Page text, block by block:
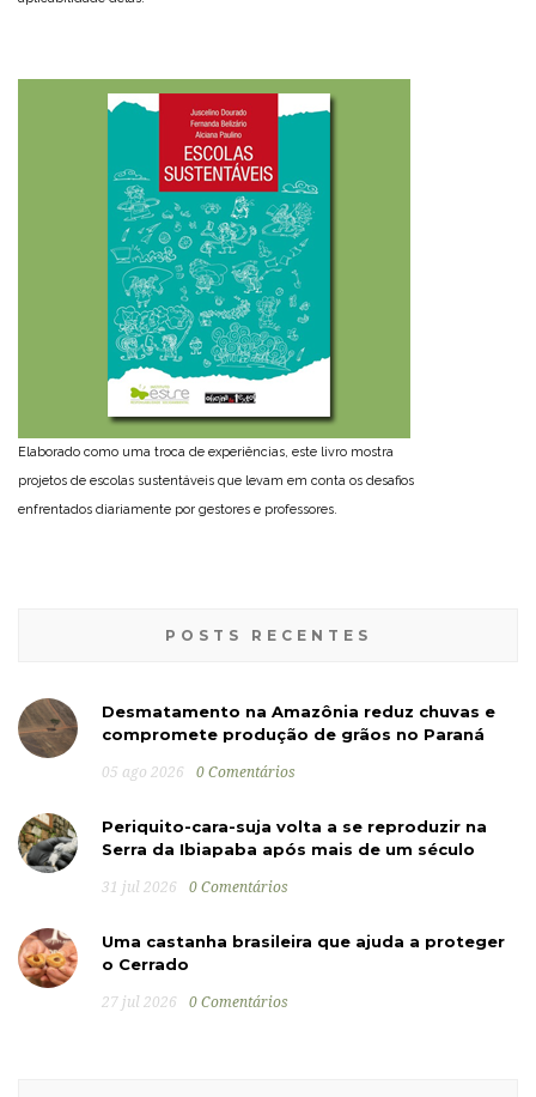
Elaborado como uma troca de experiências, este livro mostra
projetos de escolas sustentáveis que levam em conta os desafios
enfrentados diariamente por gestores e professores.
POSTS RECENTES
Desmatamento na Amazônia reduz chuvas e
compromete produção de grãos no Paraná
05 ago 2026 0 Comentários
Periquito-cara-suja volta a se reproduzir na
Serra da Ibiapaba após mais de um século
31 jul 2026 0 Comentários
Uma castanha brasileira que ajuda a proteger
o Cerrado
27 jul 2026 0 Comentários